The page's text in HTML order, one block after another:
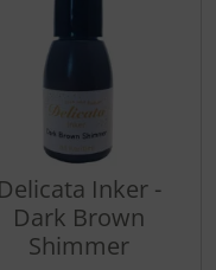
Delicata Inker -
Dark Brown
Shimmer